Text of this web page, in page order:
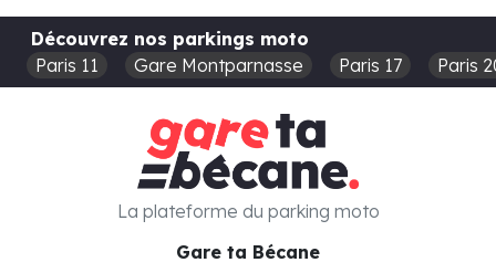
Découvrez nos parkings moto
Paris 11
Gare Montparnasse Paris 17 Paris
Gare ta Bécane
La plateforme du parking moto